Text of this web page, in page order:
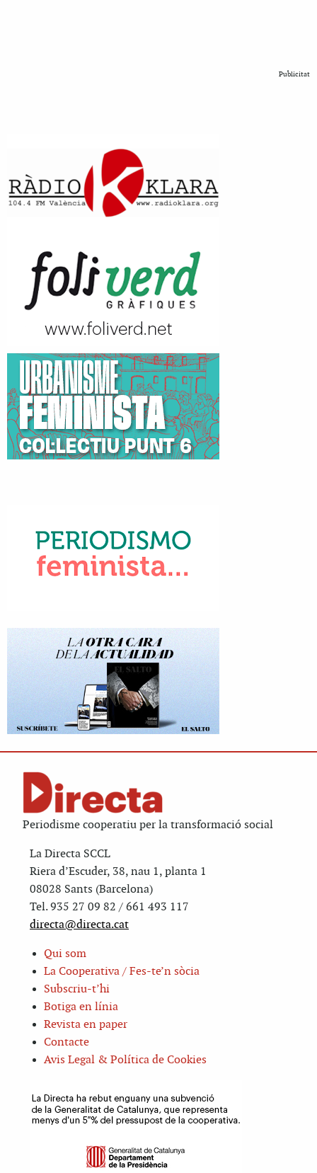
Publicitat
Periodisme cooperatiu per la transformació social
La Directa SCCL
Riera d’Escuder, 38, nau 1, planta 1
08028 Sants (Barcelona)
Tel. 935 27 09 82 / 661 493 117
directa@directa.cat
Qui som
La Cooperativa / Fes-te’n sòcia
Subscriu-t’hi
Botiga en línia
Revista en paper
Contacte
Avis Legal & Política de Cookies